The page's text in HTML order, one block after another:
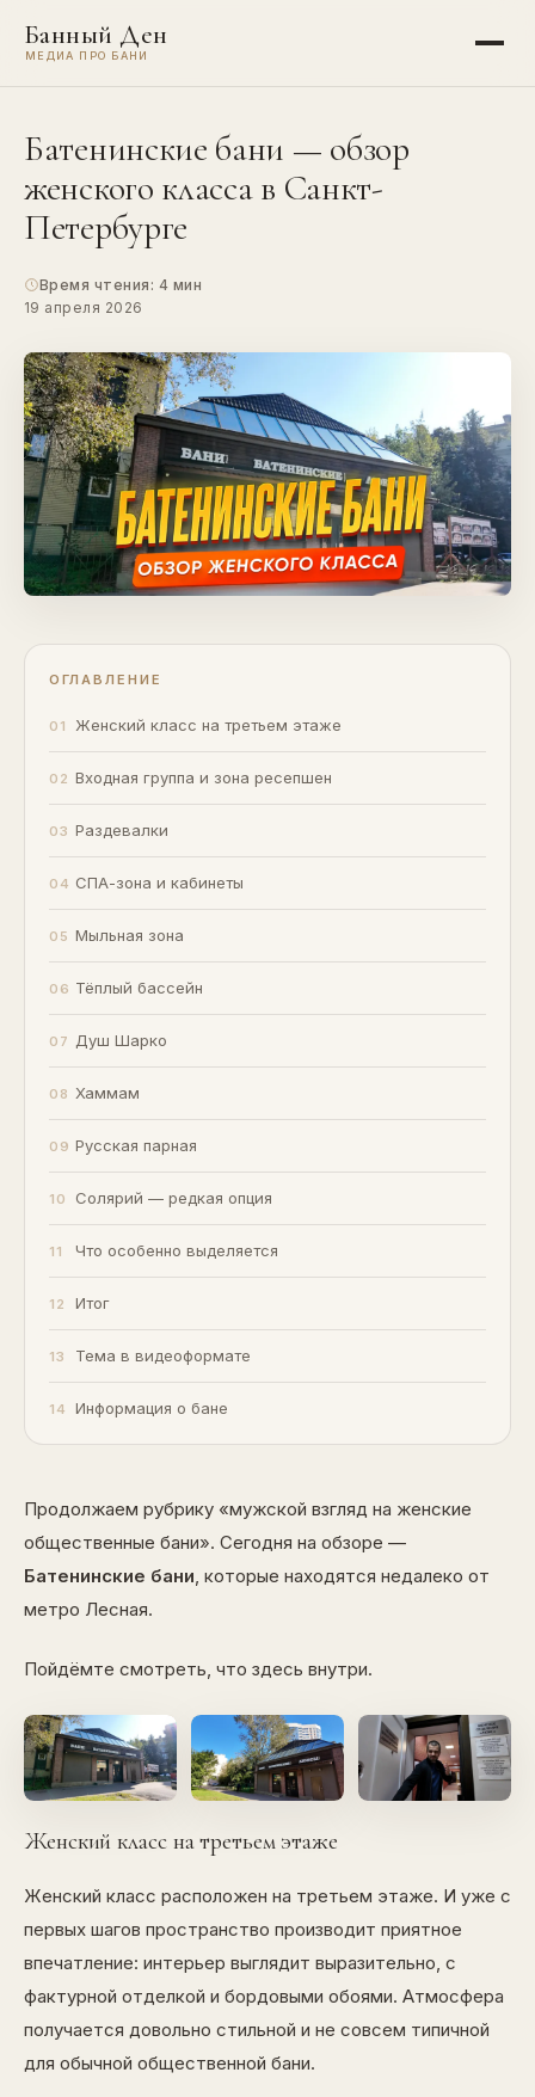
Банный Ден
МЕДИА ПРО БАНИ
Батенинские бани — обзор
женского класса в Санкт-
Петербурге
Время чтения: 4 мин
19 апреля 2026
ОГЛАВЛЕНИЕ
Женский класс на третьем этаже
Входная группа и зона ресепшен
Раздевалки
СПА-зона и кабинеты
Мыльная зона
Тёплый бассейн
Душ Шарко
Хаммам
Русская парная
Солярий — редкая опция
Что особенно выделяется
Итог
Тема в видеоформате
Информация о бане
Продолжаем рубрику «мужской взгляд на женские
общественные бани». Сегодня на обзоре —
Батенинские бани, которые находятся недалеко от
метро Лесная.
Пойдёмте смотреть, что здесь внутри.
Женский класс на третьем этаже
Женский класс расположен на третьем этаже. И уже с
первых шагов пространство производит приятное
впечатление: интерьер выглядит выразительно, с
фактурной отделкой и бордовыми обоями. Атмосфера
получается довольно стильной и не совсем типичной
для обычной общественной бани.